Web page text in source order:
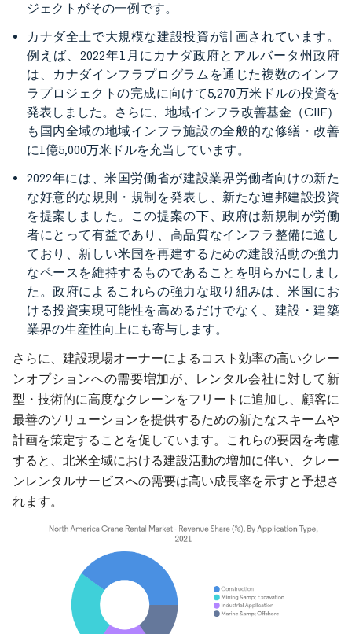
ジェクトがその一例です。
カナダ全土で大規模な建設投資が計画されています。
例えば、2022年1月にカナダ政府とアルバータ州政府
は、カナダインフラプログラムを通じた複数のインフ
ラプロジェクトの完成に向けて5,270万米ドルの投資を
発表しました。さらに、地域インフラ改善基金（CIIF）
も国内全域の地域インフラ施設の全般的な修繕・改善
に1億5,000万米ドルを充当しています。
2022年には、米国労働省が建設業界労働者向けの新た
な好意的な規則・規制を発表し、新たな連邦建設投資
を提案しました。この提案の下、政府は新規制が労働
者にとって有益であり、高品質なインフラ整備に適し
ており、新しい米国を再建するための建設活動の強力
なペースを維持するものであることを明らかにしまし
た。政府によるこれらの強力な取り組みは、米国にお
ける投資実現可能性を高めるだけでなく、建設・建築
業界の生産性向上にも寄与します。
さらに、建設現場オーナーによるコスト効率の高いクレー
ンオプションへの需要増加が、レンタル会社に対して新
型・技術的に高度なクレーンをフリートに追加し、顧客に
最善のソリューションを提供するための新たなスキームや
計画を策定することを促しています。これらの要因を考慮
すると、北米全域における建設活動の増加に伴い、クレー
ンレンタルサービスへの需要は高い成長率を示すと予想さ
れます。